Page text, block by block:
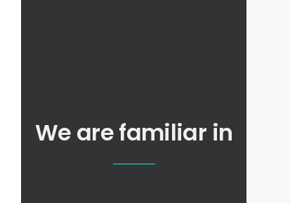
We are familiar in